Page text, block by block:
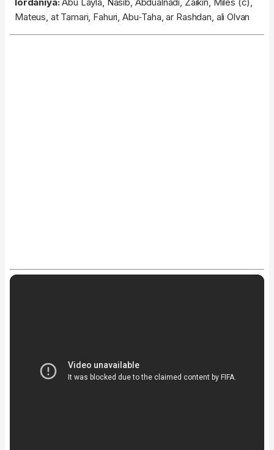
Iordaniya:Abu Layla, Nasib, Abdualnadi, Zaikin, Miles (c),
Mateus, at Tamari, Fahuri, Abu‑Taha, ar Rashdan, ali Olvan